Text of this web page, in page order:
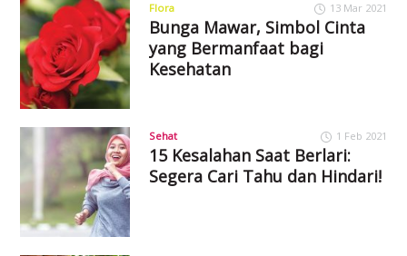
Flora 13 Mar 2021
Bunga Mawar, Simbol Cinta
yang Bermanfaat bagi
Kesehatan
Sehat 1 Feb 2021
15 Kesalahan Saat Berlari:
Segera Cari Tahu dan Hindari!